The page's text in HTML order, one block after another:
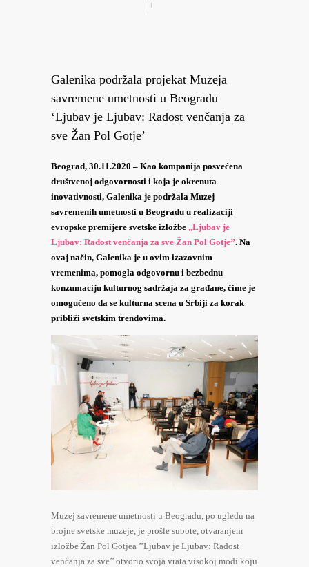
Galenika podržala projekat Muzeja
savremene umetnosti u Beogradu
‘Ljubav je Ljubav: Radost venčanja za
sve Žan Pol Gotje’
Beograd, 30.11.2020 – Kao kompanija posvećena
društvenoj odgovornosti i koja je okrenuta
inovativnosti, Galenika je podržala Muzej
savremenih umetnosti u Beogradu u realizaciji
evropske premijere svetske izložbe ,,Ljubav je
Ljubav: Radost venčanja za sve Žan Pol Gotje’’. Na
ovaj način, Galenika je u ovim izazovnim
vremenima, pomogla odgovornu i bezbednu
konzumaciju kulturnog sadržaja za građane, čime je
omogućeno da se kulturna scena u Srbiji za korak
približi svetskim trendovima.
Muzej savremene umetnosti u Beogradu, po ugledu na
brojne svetske muzeje, je prošle subote, otvaranjem
izložbe Žan Pol Gotjea ’’Ljubav je Ljubav: Radost
venčanja za sve’’ otvorio svoja vrata visokoj modi koju